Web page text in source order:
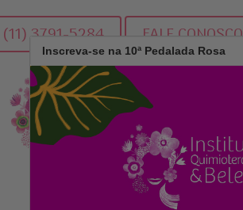
(11) 3791-5284 FALE CONOSCO
Inscreva-se na 10ª Pedalada Rosa